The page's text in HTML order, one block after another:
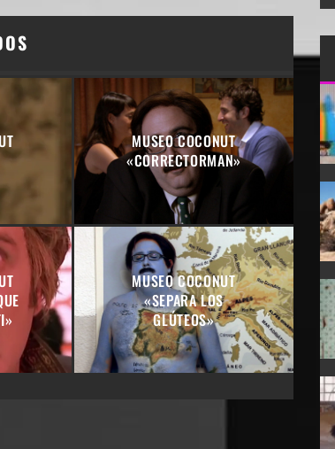
MUSEO COCONUT
«CORRECTORMAN»
MUSEO COCONUT
«SEPARA LOS
GLÚTEOS»